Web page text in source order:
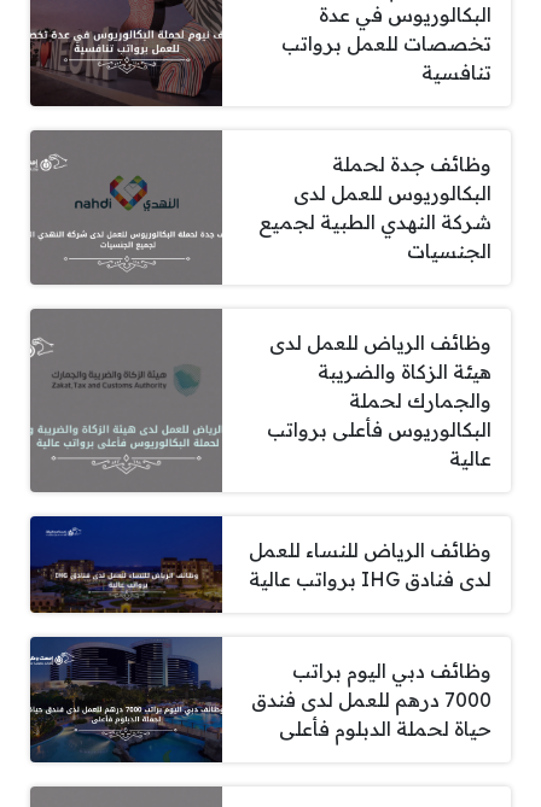
البكالوريوس في عدة
تخصصات للعمل برواتب
تنافسية
وظائف جدة لحملة
البكالوريوس للعمل لدى
شركة النهدي الطبية لجميع
الجنسيات
وظائف الرياض للعمل لدى
هيئة الزكاة والضريبة
والجمارك لحملة
البكالوريوس فأعلى برواتب
عالية
وظائف الرياض للنساء للعمل
لدى فنادق IHG برواتب عالية
وظائف دبي اليوم براتب
7000 درهم للعمل لدى فندق
حياة لحملة الدبلوم فأعلى